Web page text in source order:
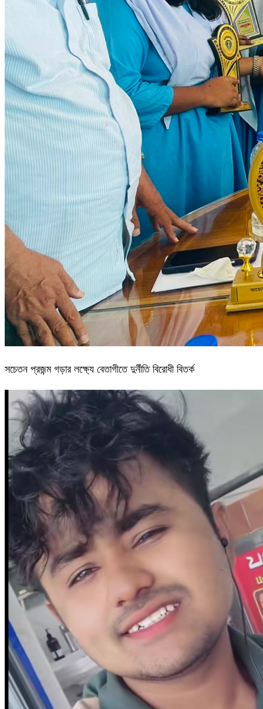
সচেতন প্রজন্ম গড়ার লক্ষ্যে বেতাগীতে দুর্নীতি বিরোধী বিতর্ক